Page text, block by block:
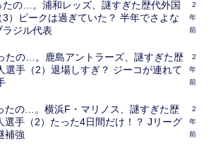
たの…。浦和レッズ、謎すぎた歴代外国
3）ピークは過ぎていた？ 半年でさよな
ラジル代表
2
年
前
たの…。鹿島アントラーズ、謎すぎた歴
選手（2）退場しすぎ？ ジーコが連れて
2
年
前
たの…。横浜F・マリノス、謎すぎた歴
選手（2）たった4日間だけ！？ Jリーグ
補強
2
年
前